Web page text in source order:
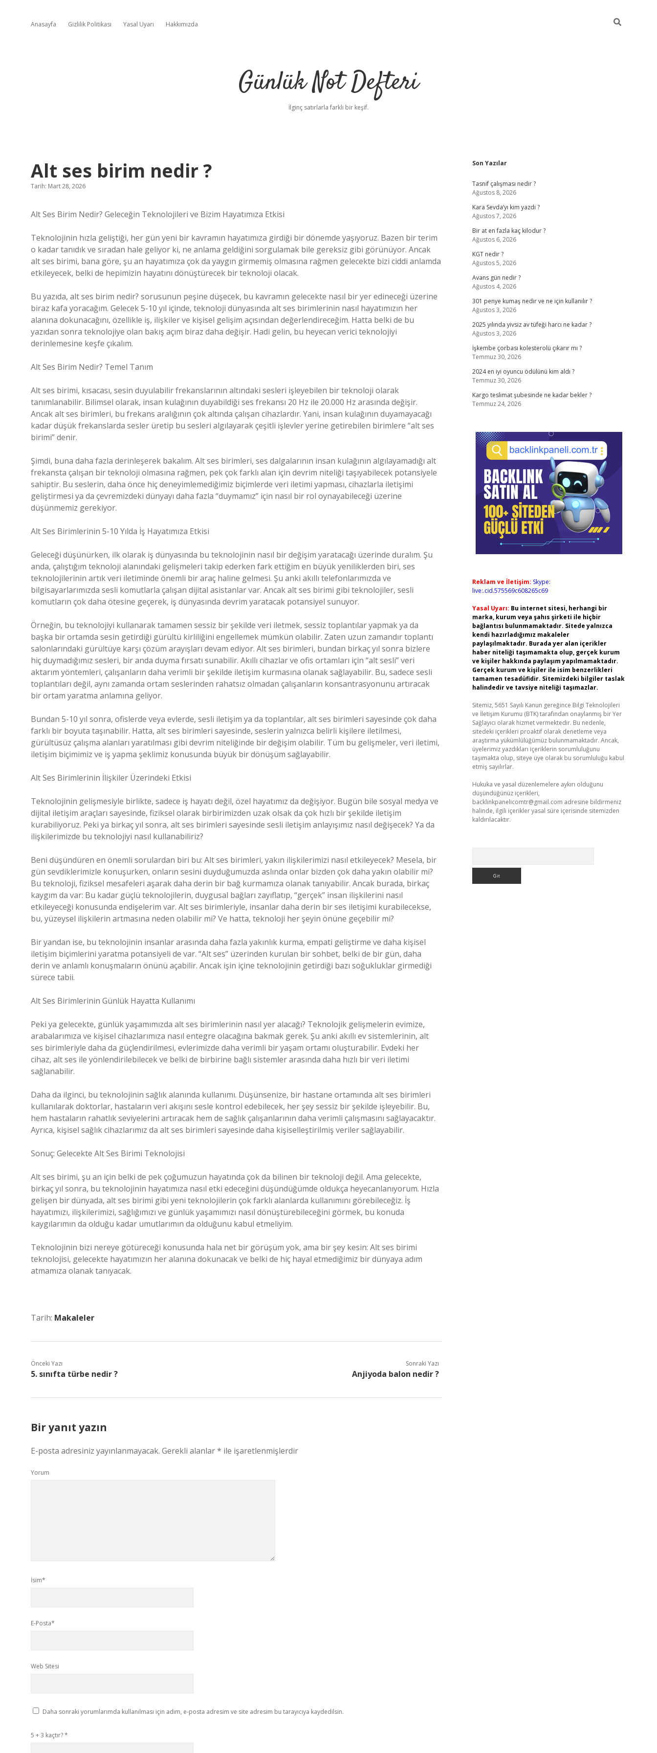
Anasayfa Gizlilik Politikası Yasal Uyarı Hakkımızda
Günlük Not Defteri
İlginç satırlarla farklı bir keşif.
Alt ses birim nedir ?
Tarih: Mart 28, 2026
Alt Ses Birim Nedir? Geleceğin Teknolojileri ve Bizim Hayatımıza Etkisi
Teknolojinin hızla geliştiği, her gün yeni bir kavramın hayatımıza girdiği bir dönemde yaşıyoruz. Bazen bir terim
o kadar tanıdık ve sıradan hale geliyor ki, ne anlama geldiğini sorgulamak bile gereksiz gibi görünüyor. Ancak
alt ses birimi, bana göre, şu an hayatımıza çok da yaygın girmemiş olmasına rağmen gelecekte bizi ciddi anlamda
etkileyecek, belki de hepimizin hayatını dönüştürecek bir teknoloji olacak.
Bu yazıda, alt ses birim nedir? sorusunun peşine düşecek, bu kavramın gelecekte nasıl bir yer edineceği üzerine
biraz kafa yoracağım. Gelecek 5-10 yıl içinde, teknoloji dünyasında alt ses birimlerinin nasıl hayatımızın her
alanına dokunacağını, özellikle iş, ilişkiler ve kişisel gelişim açısından değerlendireceğim. Hatta belki de bu
yazıdan sonra teknolojiye olan bakış açım biraz daha değişir. Hadi gelin, bu heyecan verici teknolojiyi
derinlemesine keşfe çıkalım.
Alt Ses Birim Nedir? Temel Tanım
Alt ses birimi, kısacası, sesin duyulabilir frekanslarının altındaki sesleri işleyebilen bir teknoloji olarak
tanımlanabilir. Bilimsel olarak, insan kulağının duyabildiği ses frekansı 20 Hz ile 20.000 Hz arasında değişir.
Ancak alt ses birimleri, bu frekans aralığının çok altında çalışan cihazlardır. Yani, insan kulağının duyamayacağı
kadar düşük frekanslarda sesler üretip bu sesleri algılayarak çeşitli işlevler yerine getirebilen birimlere “alt ses
birimi” denir.
Şimdi, buna daha fazla derinleşerek bakalım. Alt ses birimleri, ses dalgalarının insan kulağının algılayamadığı alt
frekansta çalışan bir teknoloji olmasına rağmen, pek çok farklı alan için devrim niteliği taşıyabilecek potansiyele
sahiptir. Bu seslerin, daha önce hiç deneyimlemediğimiz biçimlerde veri iletimi yapması, cihazlarla iletişimi
geliştirmesi ya da çevremizdeki dünyayı daha fazla “duymamız” için nasıl bir rol oynayabileceği üzerine
düşünmemiz gerekiyor.
Alt Ses Birimlerinin 5-10 Yılda İş Hayatımıza Etkisi
Geleceği düşünürken, ilk olarak iş dünyasında bu teknolojinin nasıl bir değişim yaratacağı üzerinde duralım. Şu
anda, çalıştığım teknoloji alanındaki gelişmeleri takip ederken fark ettiğim en büyük yeniliklerden biri, ses
teknolojilerinin artık veri iletiminde önemli bir araç haline gelmesi. Şu anki akıllı telefonlarımızda ve
bilgisayarlarımızda sesli komutlarla çalışan dijital asistanlar var. Ancak alt ses birimi gibi teknolojiler, sesli
komutların çok daha ötesine geçerek, iş dünyasında devrim yaratacak potansiyel sunuyor.
Örneğin, bu teknolojiyi kullanarak tamamen sessiz bir şekilde veri iletmek, sessiz toplantılar yapmak ya da
başka bir ortamda sesin getirdiği gürültü kirliliğini engellemek mümkün olabilir. Zaten uzun zamandır toplantı
salonlarındaki gürültüye karşı çözüm arayışları devam ediyor. Alt ses birimleri, bundan birkaç yıl sonra bizlere
hiç duymadığımız sesleri, bir anda duyma fırsatı sunabilir. Akıllı cihazlar ve ofis ortamları için “alt sesli” veri
aktarım yöntemleri, çalışanların daha verimli bir şekilde iletişim kurmasına olanak sağlayabilir. Bu, sadece sesli
toplantıları değil, aynı zamanda ortam seslerinden rahatsız olmadan çalışanların konsantrasyonunu artıracak
bir ortam yaratma anlamına geliyor.
Bundan 5-10 yıl sonra, ofislerde veya evlerde, sesli iletişim ya da toplantılar, alt ses birimleri sayesinde çok daha
farklı bir boyuta taşınabilir. Hatta, alt ses birimleri sayesinde, seslerin yalnızca belirli kişilere iletilmesi,
gürültüsüz çalışma alanları yaratılması gibi devrim niteliğinde bir değişim olabilir. Tüm bu gelişmeler, veri iletimi,
iletişim biçimimiz ve iş yapma şeklimiz konusunda büyük bir dönüşüm sağlayabilir.
Alt Ses Birimlerinin İlişkiler Üzerindeki Etkisi
Teknolojinin gelişmesiyle birlikte, sadece iş hayatı değil, özel hayatımız da değişiyor. Bugün bile sosyal medya ve
dijital iletişim araçları sayesinde, fiziksel olarak birbirimizden uzak olsak da çok hızlı bir şekilde iletişim
kurabiliyoruz. Peki ya birkaç yıl sonra, alt ses birimleri sayesinde sesli iletişim anlayışımız nasıl değişecek? Ya da
ilişkilerimizde bu teknolojiyi nasıl kullanabiliriz?
Beni düşündüren en önemli sorulardan biri bu: Alt ses birimleri, yakın ilişkilerimizi nasıl etkileyecek? Mesela, bir
gün sevdiklerimizle konuşurken, onların sesini duyduğumuzda aslında onlar bizden çok daha yakın olabilir mi?
Bu teknoloji, fiziksel mesafeleri aşarak daha derin bir bağ kurmamıza olanak tanıyabilir. Ancak burada, birkaç
kaygım da var: Bu kadar güçlü teknolojilerin, duygusal bağları zayıflatıp, “gerçek” insan ilişkilerini nasıl
etkileyeceği konusunda endişelerim var. Alt ses birimleriyle, insanlar daha derin bir ses iletişimi kurabilecekse,
bu, yüzeysel ilişkilerin artmasına neden olabilir mi? Ve hatta, teknoloji her şeyin önüne geçebilir mi?
Bir yandan ise, bu teknolojinin insanlar arasında daha fazla yakınlık kurma, empati geliştirme ve daha kişisel
iletişim biçimlerini yaratma potansiyeli de var. “Alt ses” üzerinden kurulan bir sohbet, belki de bir gün, daha
derin ve anlamlı konuşmaların önünü açabilir. Ancak işin içine teknolojinin getirdiği bazı soğukluklar girmediği
sürece tabii.
Alt Ses Birimlerinin Günlük Hayatta Kullanımı
Peki ya gelecekte, günlük yaşamımızda alt ses birimlerinin nasıl yer alacağı? Teknolojik gelişmelerin evimize,
arabalarımıza ve kişisel cihazlarımıza nasıl entegre olacağına bakmak gerek. Şu anki akıllı ev sistemlerinin, alt
ses birimleriyle daha da güçlendirilmesi, evlerimizde daha verimli bir yaşam ortamı oluşturabilir. Evdeki her
cihaz, alt ses ile yönlendirilebilecek ve belki de birbirine bağlı sistemler arasında daha hızlı bir veri iletimi
sağlanabilir.
Daha da ilginci, bu teknolojinin sağlık alanında kullanımı. Düşünsenize, bir hastane ortamında alt ses birimleri
kullanılarak doktorlar, hastaların veri akışını sesle kontrol edebilecek, her şey sessiz bir şekilde işleyebilir. Bu,
hem hastaların rahatlık seviyelerini artıracak hem de sağlık çalışanlarının daha verimli çalışmasını sağlayacaktır.
Ayrıca, kişisel sağlık cihazlarımız da alt ses birimleri sayesinde daha kişiselleştirilmiş veriler sağlayabilir.
Sonuç: Gelecekte Alt Ses Birimi Teknolojisi
Alt ses birimi, şu an için belki de pek çoğumuzun hayatında çok da bilinen bir teknoloji değil. Ama gelecekte,
birkaç yıl sonra, bu teknolojinin hayatımıza nasıl etki edeceğini düşündüğümde oldukça heyecanlanıyorum. Hızla
gelişen bir dünyada, alt ses birimi gibi yeni teknolojilerin çok farklı alanlarda kullanımını görebileceğiz. İş
hayatımızı, ilişkilerimizi, sağlığımızı ve günlük yaşamımızı nasıl dönüştürebileceğini görmek, bu konuda
kaygılarımın da olduğu kadar umutlarımın da olduğunu kabul etmeliyim.
Teknolojinin bizi nereye götüreceği konusunda hala net bir görüşüm yok, ama bir şey kesin: Alt ses birimi
teknolojisi, gelecekte hayatımızın her alanına dokunacak ve belki de hiç hayal etmediğimiz bir dünyaya adım
atmamıza olanak tanıyacak.
Tarih: Makaleler
Önceki Yazı
5. sınıfta türbe nedir ?
Sonraki Yazı
Anjiyoda balon nedir ?
Bir yanıt yazın
E-posta adresiniz yayınlanmayacak. Gerekli alanlar* ile işaretlenmişlerdir
Yorum
İsim*
E-Posta*
Web Sitesi
Daha sonraki yorumlarımda kullanılması için adım, e-posta adresim ve site adresim bu tarayıcıya kaydedilsin.
5 + 3 kaçtır?*
Sidebar
Son Yazılar
Tasnif çalışması nedir ?
Ağustos 8, 2026
Kara Sevda’yı kim yazdı ?
Ağustos 7, 2026
Bir at en fazla kaç kilodur ?
Ağustos 6, 2026
KGT nedir ?
Ağustos 5, 2026
Avans gün nedir ?
Ağustos 4, 2026
301 penye kumaş nedir ve ne için kullanılır ?
Ağustos 3, 2026
2025 yılında yivsiz av tüfeği harcı ne kadar ?
Ağustos 3, 2026
İşkembe çorbası kolesterolü çıkarır mı ?
Temmuz 30, 2026
2024 en iyi oyuncu ödülünü kim aldı ?
Temmuz 30, 2026
Kargo teslimat şubesinde ne kadar bekler ?
Temmuz 24, 2026
Reklam ve İletişim: Skype:
live:.cid.575569c608265c69
Yasal Uyarı: Bu internet sitesi, herhangi bir
marka, kurum veya şahıs şirketi ile hiçbir
bağlantısı bulunmamaktadır. Sitede yalnızca
kendi hazırladığımız makaleler
paylaşılmaktadır. Burada yer alan içerikler
haber niteliği taşımamakta olup, gerçek kurum
ve kişiler hakkında paylaşım yapılmamaktadır.
Gerçek kurum ve kişiler ile isim benzerlikleri
tamamen tesadüfidir. Sitemizdeki bilgiler taslak
halindedir ve tavsiye niteliği taşımazlar.
Sitemiz, 5651 Sayılı Kanun gereğince Bilgi Teknolojileri
ve İletişim Kurumu (BTK) tarafından onaylanmış bir Yer
Sağlayıcı olarak hizmet vermektedir. Bu nedenle,
sitedeki içerikleri proaktif olarak denetleme veya
araştırma yükümlülüğümüz bulunmamaktadır. Ancak,
üyelerimiz yazdıkları içeriklerin sorumluluğunu
taşımakta olup, siteye üye olarak bu sorumluluğu kabul
etmiş sayılırlar.
Hukuka ve yasal düzenlemelere aykırı olduğunu
düşündüğünüz içerikleri,
backlinkpanelicomtr@gmail.com adresine bildirmeniz
halinde, ilgili içerikler yasal süre içerisinde sitemizden
kaldırılacaktır.